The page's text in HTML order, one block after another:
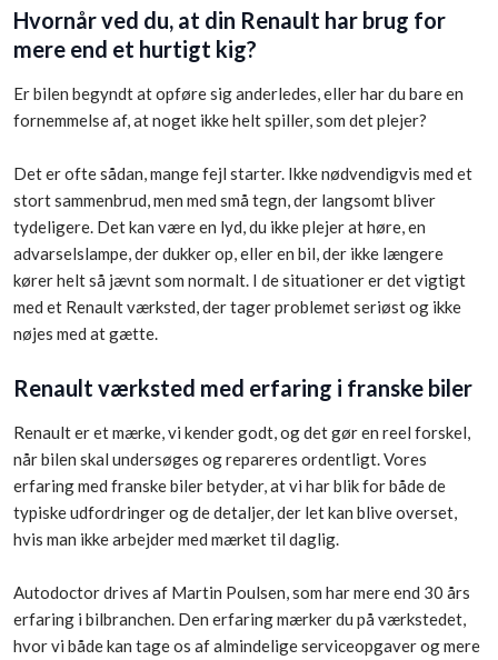
Hvornår ved du, at din Renault har brug for
mere end et hurtigt kig?
Er bilen begyndt at opføre sig anderledes, eller har du bare en
fornemmelse af, at noget ikke helt spiller, som det plejer?
Det er ofte sådan, mange fejl starter. Ikke nødvendigvis med et
stort sammenbrud, men med små tegn, der langsomt bliver
tydeligere. Det kan være en lyd, du ikke plejer at høre, en
advarselslampe, der dukker op, eller en bil, der ikke længere
kører helt så jævnt som normalt. I de situationer er det vigtigt
med et Renault værksted, der tager problemet seriøst og ikke
nøjes med at gætte.
Renault værksted med erfaring i franske biler
Renault er et mærke, vi kender godt, og det gør en reel forskel,
når bilen skal undersøges og repareres ordentligt. Vores
erfaring med franske biler betyder, at vi har blik for både de
typiske udfordringer og de detaljer, der let kan blive overset,
hvis man ikke arbejder med mærket til daglig.
Autodoctor drives af Martin Poulsen, som har mere end 30 års
erfaring i bilbranchen. Den erfaring mærker du på værkstedet,
hvor vi både kan tage os af almindelige serviceopgaver og mere